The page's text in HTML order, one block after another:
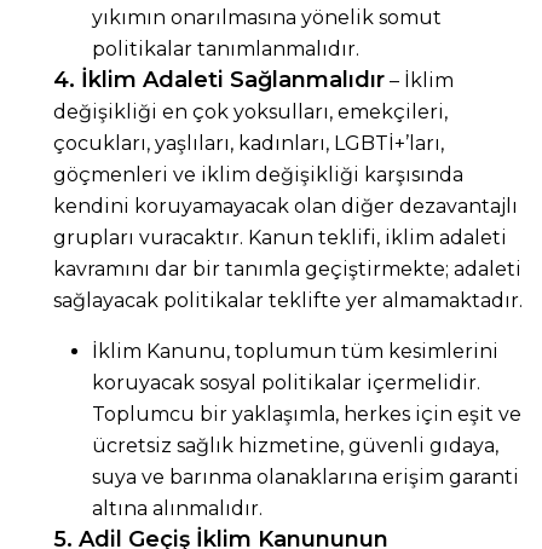
yıkımın onarılmasına yönelik somut
politikalar tanımlanmalıdır.
4. İklim Adaleti Sağlanmalıdır – İklim
değişikliği en çok yoksulları, emekçileri,
çocukları, yaşlıları, kadınları, LGBTİ+’ları,
göçmenleri ve iklim değişikliği karşısında
kendini koruyamayacak olan diğer dezavantajlı
grupları vuracaktır. Kanun teklifi, iklim adaleti
kavramını dar bir tanımla geçiştirmekte; adaleti
sağlayacak politikalar teklifte yer almamaktadır.
İklim Kanunu, toplumun tüm kesimlerini
koruyacak sosyal politikalar içermelidir.
Toplumcu bir yaklaşımla, herkes için eşit ve
ücretsiz sağlık hizmetine, güvenli gıdaya,
suya ve barınma olanaklarına erişim garanti
altına alınmalıdır.
5. Adil Geçiş İklim Kanununun